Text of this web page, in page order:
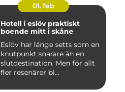
01. feb
Hotell i eslöv praktiskt
boende mitt i skåne
Eslöv har länge setts som en
knutpunkt snarare än en
slutdestination. Men för allt
fler resenärer bl...